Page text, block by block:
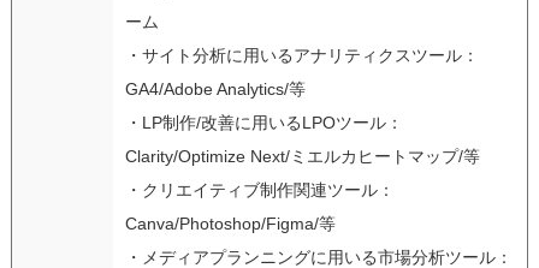
ーム
・サイト分析に用いるアナリティクスツール：
GA4/Adobe Analytics/等
・LP制作/改善に用いるLPOツール：
Clarity/Optimize Next/ミエルカヒートマップ/等
・クリエイティブ制作関連ツール：
Canva/Photoshop/Figma/等
・メディアプランニングに用いる市場分析ツール：